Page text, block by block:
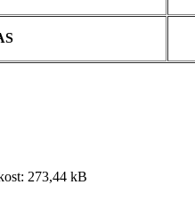
273,44 kB